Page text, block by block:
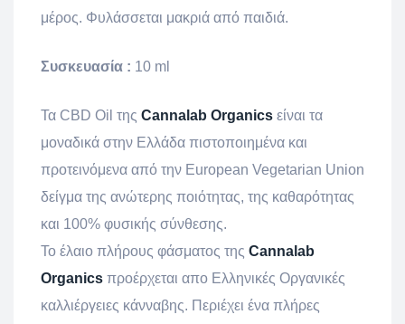
μέρος. Φυλάσσεται μακριά από παιδιά.
Συσκευασία : 10 ml
Τα CBD Oil της Cannalab Organics είναι τα
μοναδικά στην Ελλάδα πιστοποιημένα και
προτεινόμενα από την European Vegetarian Union
δείγμα της ανώτερης ποιότητας, της καθαρότητας
και 100% φυσικής σύνθεσης.
Το έλαιο πλήρους φάσματος της Cannalab
Organics προέρχεται απο Ελληνικές Οργανικές
καλλιέργειες κάνναβης. Περιέχει ένα πλήρες